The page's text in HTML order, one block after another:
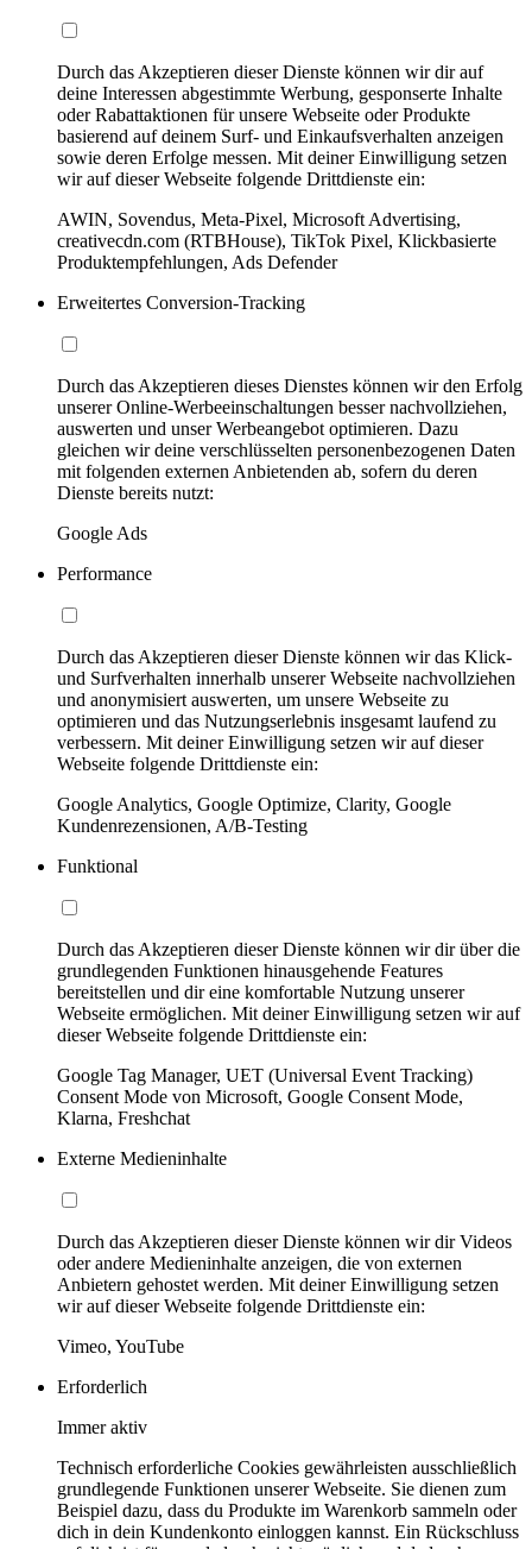
Durch das Akzeptieren dieser Dienste können wir dir auf
deine Interessen abgestimmte Werbung, gesponserte Inhalte
oder Rabattaktionen für unsere Webseite oder Produkte
basierend auf deinem Surf- und Einkaufsverhalten anzeigen
sowie deren Erfolge messen. Mit deiner Einwilligung setzen
wir auf dieser Webseite folgende Drittdienste ein:
AWIN, Sovendus, Meta-Pixel, Microsoft Advertising,
creativecdn.com (RTBHouse), TikTok Pixel, Klickbasierte
Produktempfehlungen, Ads Defender
Erweitertes Conversion-Tracking
Durch das Akzeptieren dieses Dienstes können wir den Erfolg
unserer Online-Werbeeinschaltungen besser nachvollziehen,
auswerten und unser Werbeangebot optimieren. Dazu
gleichen wir deine verschlüsselten personenbezogenen Daten
mit folgenden externen Anbietenden ab, sofern du deren
Dienste bereits nutzt:
Google Ads
Performance
Durch das Akzeptieren dieser Dienste können wir das Klick-
und Surfverhalten innerhalb unserer Webseite nachvollziehen
und anonymisiert auswerten, um unsere Webseite zu
optimieren und das Nutzungserlebnis insgesamt laufend zu
verbessern. Mit deiner Einwilligung setzen wir auf dieser
Webseite folgende Drittdienste ein:
Google Analytics, Google Optimize, Clarity, Google
Kundenrezensionen, A/B-Testing
Funktional
Durch das Akzeptieren dieser Dienste können wir dir über die
grundlegenden Funktionen hinausgehende Features
bereitstellen und dir eine komfortable Nutzung unserer
Webseite ermöglichen. Mit deiner Einwilligung setzen wir auf
dieser Webseite folgende Drittdienste ein:
Google Tag Manager, UET (Universal Event Tracking)
Consent Mode von Microsoft, Google Consent Mode,
Klarna, Freshchat
Externe Medieninhalte
Durch das Akzeptieren dieser Dienste können wir dir Videos
oder andere Medieninhalte anzeigen, die von externen
Anbietern gehostet werden. Mit deiner Einwilligung setzen
wir auf dieser Webseite folgende Drittdienste ein:
Vimeo, YouTube
Erforderlich
Immer aktiv
Technisch erforderliche Cookies gewährleisten ausschließlich
grundlegende Funktionen unserer Webseite. Sie dienen zum
Beispiel dazu, dass du Produkte im Warenkorb sammeln oder
dich in dein Kundenkonto einloggen kannst. Ein Rückschluss